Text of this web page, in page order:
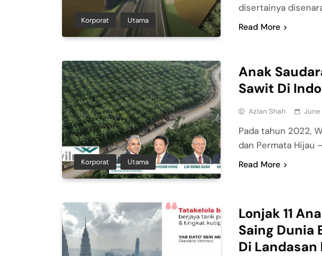
Korporat Utama
disertainya
Read More
Korporat Utama
Anak
Sawit Di
Azlan Shah June
Pada tahun 2022,
dan Permata Hijau
Read More
Lonjak 11
Saing Dunia
Di Landasan